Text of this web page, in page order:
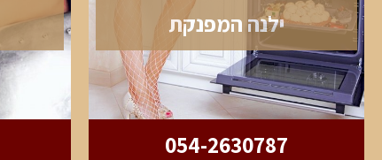
ילנה המפנקת
054-2630787